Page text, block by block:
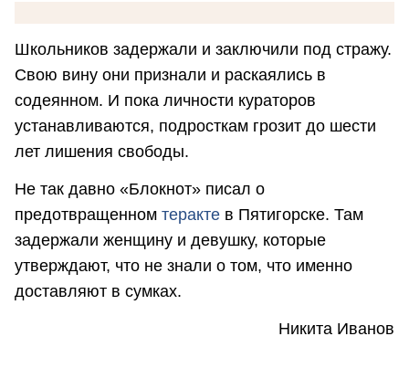
Школьников задержали и заключили под стражу.
Свою вину они признали и раскаялись в
содеянном. И пока личности кураторов
устанавливаются, подросткам грозит до шести
лет лишения свободы.
Не так давно «Блокнот» писал о
предотвращенном теракте в Пятигорске. Там
задержали женщину и девушку, которые
утверждают, что не знали о том, что именно
доставляют в сумках.
Никита Иванов